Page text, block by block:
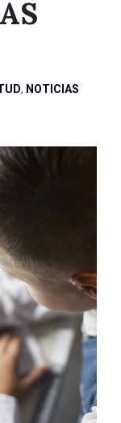
, NOTICIAS